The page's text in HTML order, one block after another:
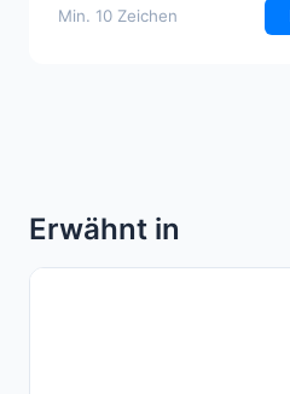
Min. 10 Zeichen
Erwähnt in